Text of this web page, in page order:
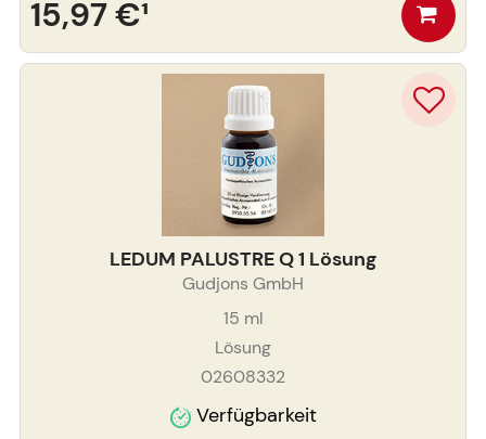
15,97 €¹
LEDUM PALUSTRE Q 1 Lösung
Gudjons GmbH
15 ml
Lösung
02608332
Verfügbarkeit